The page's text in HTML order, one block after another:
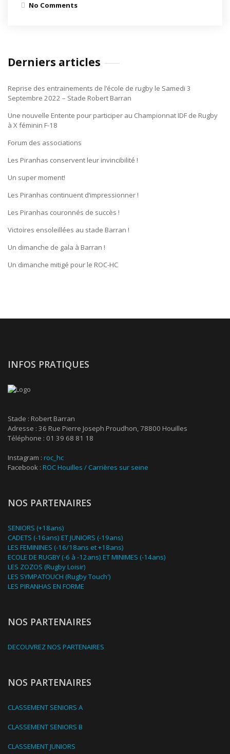
No Comments
Derniers articles
Reprise des entrainements de l’école de rugby le Samedi 3
Septembre 2022 – Stade Robert Barran
Une nouvelle Entente pour participer au Championnat IDF de Rugby
à X féminin F-18
Forum des associations
Les Piranhas conservent leur invincibilité !
Un super moment!
Les Piranhas continuent d’impressionner !
Les Piranhas couronnés de succès !
Victoires ensoleillées au stade Barran !
Un dimanche de gala à Barran !
Un dimanche mitigé pour le ROC-HC
INFOS PRATIQUES
Stade : Robert Barran
Adresse : 36 Rue Pierre Joseph Proudhon, 78800 Houilles
Téléphone : 01 39 68 81 18
Instagram : roc_hc
Facebook : ROC Houilles / Carrières sur seine
NOS PARTENAIRES
SENIORS (+18ans)
CADETS (-16ans) ET JUNIORS (-19ans)
LES FEMININES (-16/18ans et +18ans)
ECOLE DE RUGBY (-6 à -12ans) ET MINIMES (-14ans)
LES ZOZOS (Rugby Loisir)
LES SYMPATOUCH (Rugby Touch')
LES PIRANHAS EN FORME
NOS PARTENAIRES
DECOUVREZ NOS PARTENAIRES
NOS PARTENAIRES
CLASSEMENT SENIORS A
CLASSEMENT SENIORS B
CLASSEMENT JUNIORS